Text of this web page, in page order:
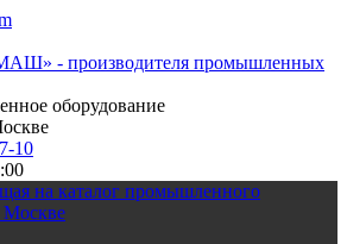
оборудование
10